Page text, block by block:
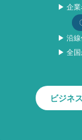
▶ 企業
▶ 沿線
▶ 全国
ビジネ